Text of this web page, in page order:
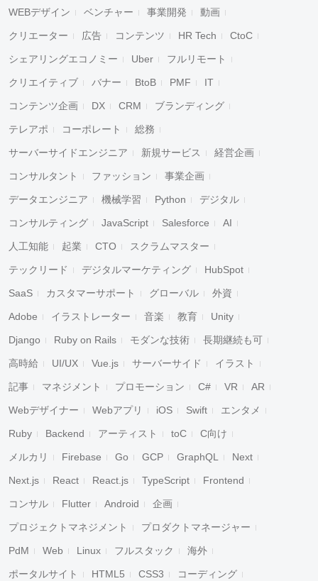
WEBデザイン ベンチャー 事業開発 動画
クリエーター 広告 コンテンツ HR Tech CtoC
シェアリングエコノミー Uber フルリモート
クリエイティブ バナー BtoB PMF IT
コンテンツ企画 DX CRM ブランディング
テレアポ コーポレート 総務
サーバーサイドエンジニア 新規サービス 経営企画
コンサルタント ファッション 事業企画
データエンジニア 機械学習 Python デジタル
コンサルティング JavaScript Salesforce AI
人工知能 起業 CTO スクラムマスター
テックリード デジタルマーケティング HubSpot
SaaS カスタマーサポート グローバル 外資
Adobe イラストレーター 音楽 教育 Unity
Django Ruby on Rails モダンな技術 長期継続も可
高時給 UI/UX Vue.js サーバーサイド イラスト
記事 マネジメント プロモーション C# VR AR
Webデザイナー Webアプリ iOS Swift エンタメ
Ruby Backend アーティスト toC C向け
メルカリ Firebase Go GCP GraphQL Next
Next.js React React.js TypeScript Frontend
コンサル Flutter Android 企画
プロジェクトマネジメント プロダクトマネージャー
PdM Web Linux フルスタック 海外
ポータルサイト HTML5 CSS3 コーディング